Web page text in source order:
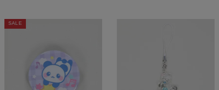
SALE